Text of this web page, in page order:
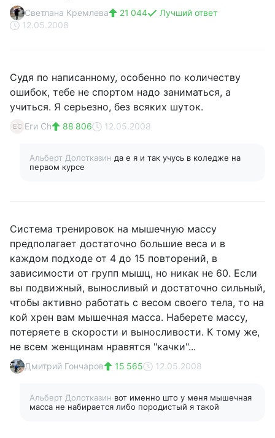
Светлана Кремлева 21 044
Лучший ответ
12.05.2008
Судя по написанному, особенно по количеству
ошибок, тебе не спортом надо заниматься, а
учиться. Я серьезно, без всяких шуток.
ЕC Еги Ch 88 806 12.05.2008
Альберт Долотказин да е я и так учусь в коледже на
первом курсе
Система тренировок на мышечную массу
предполагает достаточно большие веса и в
каждом подходе от 4 до 15 повторений, в
зависимости от групп мышц, но никак не 60. Если
вы подвижный, выносливый и достаточно сильный,
чтобы активно работать с весом своего тела, то на
кой хрен вам мышечная масса. Наберете массу,
потеряете в скорости и выносливости. К тому же,
не всем женщинам нравятся "качки"...
Дмитрий Гончаров 15 565 12.05.2008
Альберт Долотказин вот именно што у меня мышечная
масса не набирается либо породистый я такой